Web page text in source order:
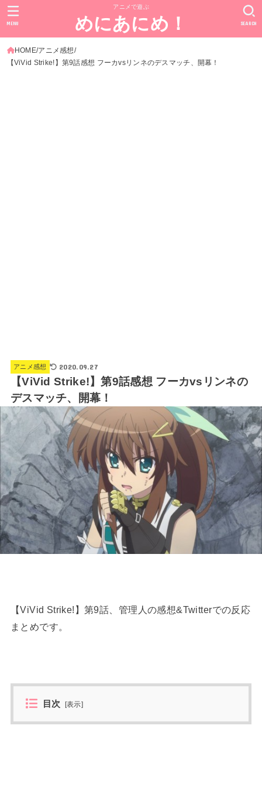
アニメで遊ぶ
めにあにめ！ SEARCH
MENU
HOME アニメ感想
【ViVid Strike!】第9話感想 フーカvsリンネのデスマッチ、開幕！
アニメ感想 2020.09.27
【ViVid Strike!】第9話感想 フーカvsリンネの
デスマッチ、開幕！
【ViVid Strike!】第9話、管理人の感想&Twitterでの反応
まとめです。
目次 [表示]